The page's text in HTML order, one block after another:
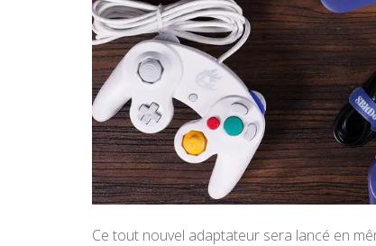
Ce tout nouvel adaptateur sera lancé en